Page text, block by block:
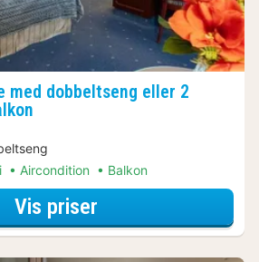
med dobbeltseng eller 2
Aircondition Balkon
Vis priser